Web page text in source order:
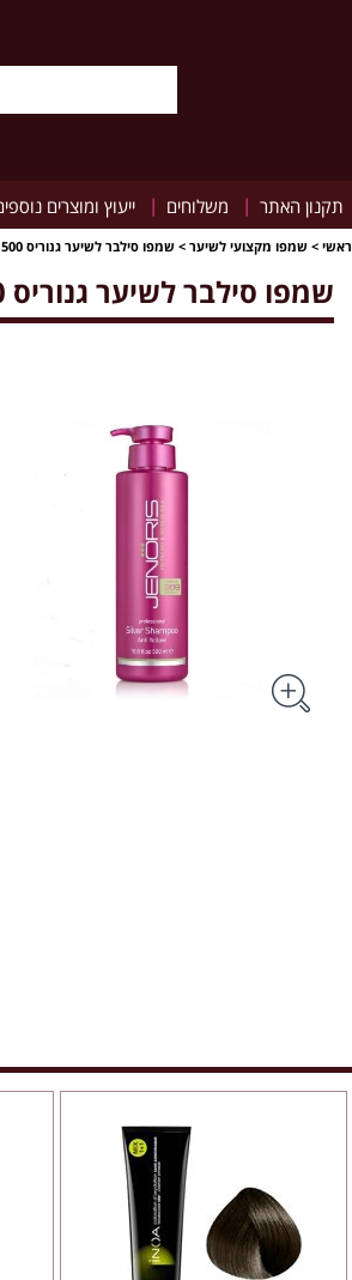
תקנון האתר | משלוחים | ייעוץ ומוצרים
ראשי > שמפו מקצועי לשיער > שמפו סילבר לשיער גנוריס 500 מ"ל
שמפו סילבר לשיער גנוריס 500 מ"ל